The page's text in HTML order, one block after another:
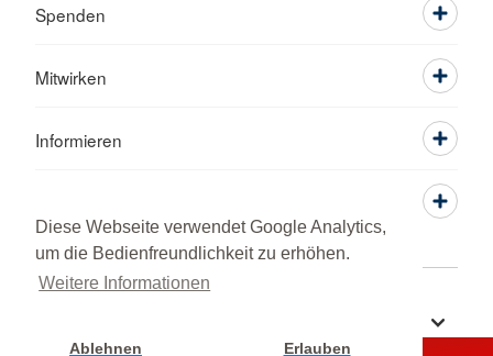
Diese Webseite verwendet Google Analytics,
um die Bedienfreundlichkeit zu erhöhen.
Weitere Informationen
Ablehnen Erlauben
Spenden
Mitwirken
Informieren